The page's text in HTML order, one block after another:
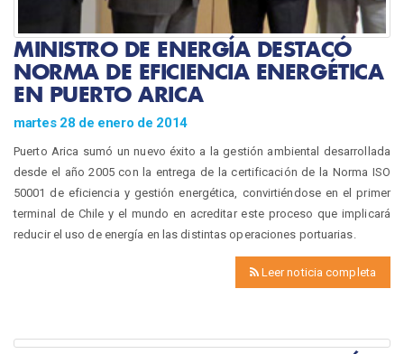
MINISTRO DE ENERGÍA DESTACÓ
NORMA DE EFICIENCIA ENERGÉTICA
EN PUERTO ARICA
martes 28 de enero de 2014
Puerto Arica sumó un nuevo éxito a la gestión ambiental desarrollada
desde el año 2005 con la entrega de la certificación de la Norma ISO
50001 de eficiencia y gestión energética, convirtiéndose en el primer
terminal de Chile y el mundo en acreditar este proceso que implicará
reducir el uso de energía en las distintas operaciones portuarias.
Leer noticia completa